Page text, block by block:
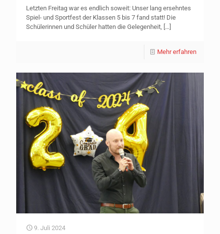
Letzten Freitag war es endlich soweit: Unser lang ersehntes
Spiel- und Sportfest der Klassen 5 bis 7 fand statt! Die
Schülerinnen und Schüler hatten die Gelegenheit, […]
Mehr erfahren
9. Juli 2024